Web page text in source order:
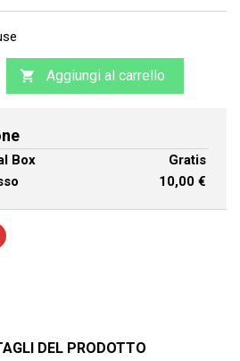
 Aggiungi al carrello
Box
Gratis
10,00 €
DEL PRODOTTO